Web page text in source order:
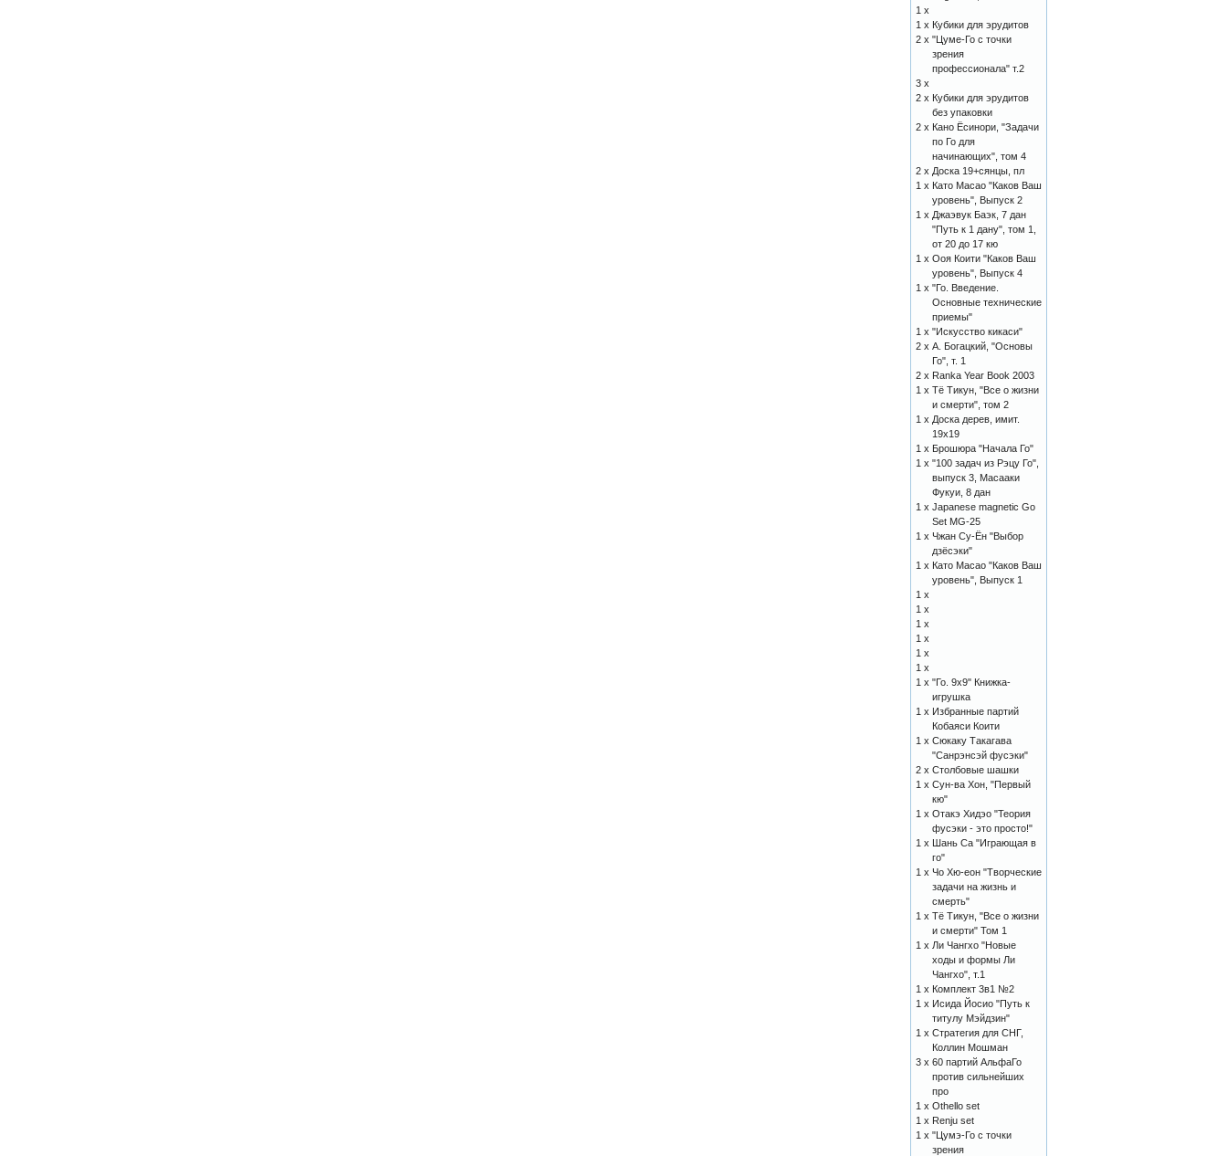
1 x
1 x Кубики для эрудитов
2 x "Цуме-Го с точки
зрения
профессионала" т.2
3 x
2 x Кубики для эрудитов
без упаковки
2 x Кано Ёсинори, "Задачи
по Го для
начинающих", том 4
2 x Доска 19+сянцы, пл
1 x Като Масао "Каков Ваш
уровень", Выпуск 2
1 x Джаэвук Баэк, 7 дан
"Путь к 1 дану", том 1,
от 20 до 17 кю
1 x Ооя Коити "Каков Ваш
уровень", Выпуск 4
1 x "Го. Введение.
Основные технические
приемы"
1 x "Искусство кикаси"
2 x А. Богацкий, "Основы
Го", т. 1
2 x Ranka Year Book 2003
1 x Тё Тикун, "Все о жизни
и смерти", том 2
1 x Доска дерев, имит.
19х19
1 x Брошюра "Начала Го"
1 x "100 задач из Рэцу Го",
выпуск 3, Масааки
Фукуи, 8 дан
1 x Japanese magnetic Go
Set MG-25
1 x Чжан Су-Ён "Выбор
дзёсэки"
1 x Като Масао "Каков Ваш
уровень", Выпуск 1
1 x
1 x
1 x
1 x
1 x
1 x
1 x "Го. 9х9" Книжка-
игрушка
1 x Избранные партий
Кобаяси Коити
1 x Сюкаку Такагава
"Санрэнсэй фусэки"
2 x Столбовые шашки
1 x Сун-ва Хон, "Первый
кю"
1 x Отакэ Хидэо "Теория
фусэки - это просто!"
1 x Шань Са "Играющая в
го"
1 x Чо Хю-еон "Творческие
задачи на жизнь и
смерть"
1 x Тё Тикун, "Все о жизни
и смерти" Том 1
1 x Ли Чангхо "Новые
ходы и формы Ли
Чангхо", т.1
1 x Комплект 3в1 №2
1 x Исида Йосио "Путь к
титулу Мэйдзин"
1 x Стратегия для СНГ,
Коллин Мошман
3 x 60 партий АльфаГо
против сильнейших
про
1 x Othello set
1 x Renju set
1 x "Цумэ-Го с точки
зрения